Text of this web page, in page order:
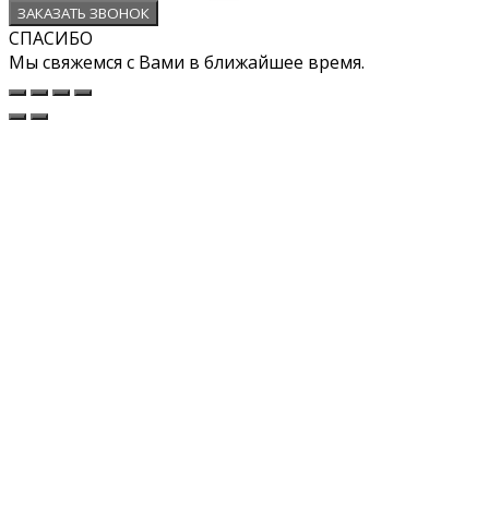
ЗАКАЗАТЬ ЗВОНОК
СПАСИБО
Мы свяжемся с Вами в ближайшее время.